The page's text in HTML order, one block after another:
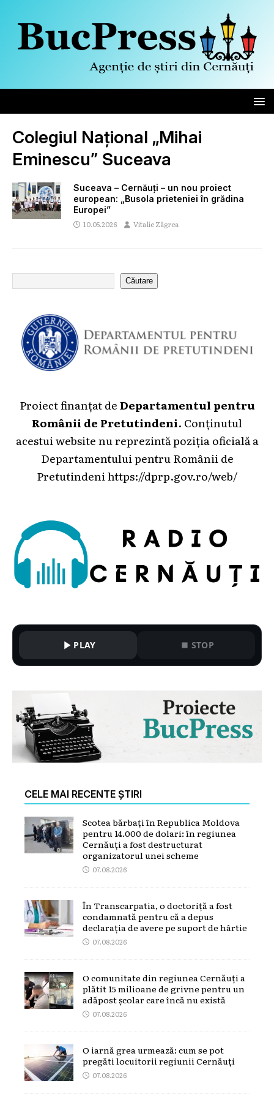
Colegiul Național „Mihai
Eminescu” Suceava
Suceava – Cernăuți – un nou proiect
european: „Busola prieteniei în grădina
Europei”
10.05.2026 Vitalie Zâgrea
Căutare
Proiect finanțat deDepartamentul pentru
Românii de Pretutindeni. Conținutul
acestui website nu reprezintă poziția oficială a
Departamentului pentru Românii de
Pretutindeni https://dprp.gov.ro/web/
PLAY STOP
CELE MAI RECENTE ȘTIRI
Scotea bărbați în Republica Moldova
pentru 14.000 de dolari: în regiunea
Cernăuți a fost destructurat
organizatorul unei scheme
07.08.2026
În Transcarpatia, o doctoriță a fost
condamnată pentru că a depus
declarația de avere pe suport de hârtie
07.08.2026
O comunitate din regiunea Cernăuți a
plătit 15 milioane de grivne pentru un
adăpost școlar care încă nu există
07.08.2026
O iarnă grea urmează: cum se pot
pregăti locuitorii regiunii Cernăuți
07.08.2026